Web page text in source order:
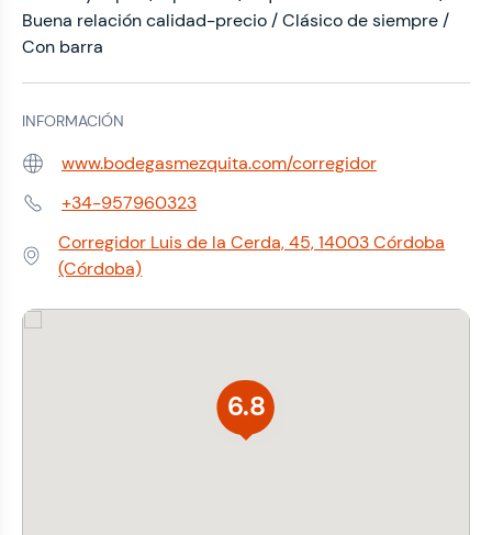
Buena relación calidad-precio / Clásico de siempre /
Con barra
INFORMACIÓN
Web: www.bodegasmezquita.com/corregidor
Teléfono:+34-957960323
Dirección:
Corregidor Luis de la Cerda, 45, 14003 Córdoba
(Córdoba)
6.8